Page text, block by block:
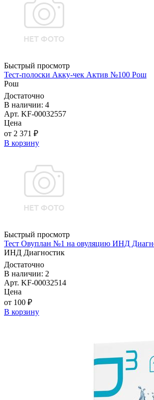
Быстрый просмотр
Тест-полоски Акку-чек Актив №100 Рош
Рош
Достаточно
В наличии: 4
Арт. KF-00032557
Цена
от 2 371 ₽
В корзину
Быстрый просмотр
Тест Овуплан №1 на овуляцию ИНД
ИНД Диагностик
Достаточно
В наличии: 2
Арт. KF-00032514
Цена
от 100 ₽
В корзину